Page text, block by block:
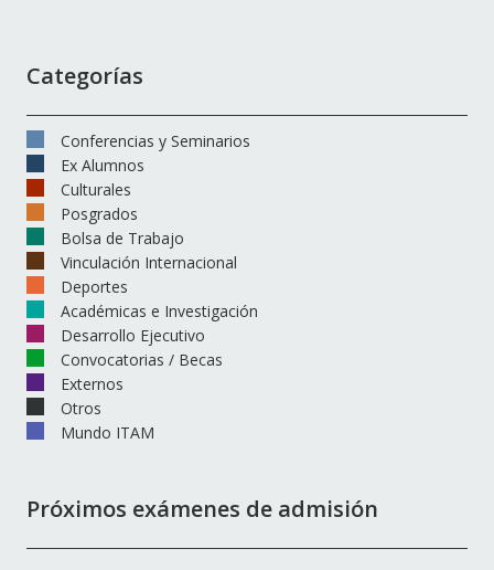
Categorías
Conferencias y Seminarios
Ex Alumnos
Culturales
Posgrados
Bolsa de Trabajo
Vinculación Internacional
Deportes
Académicas e Investigación
Desarrollo Ejecutivo
Convocatorias / Becas
Externos
Otros
Mundo ITAM
Próximos exámenes de admisión